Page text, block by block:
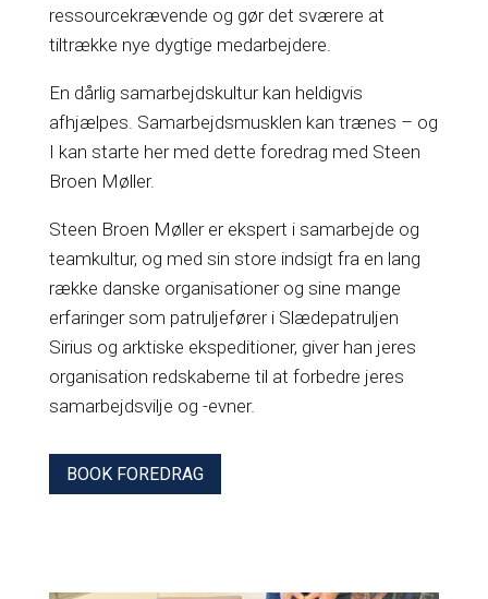
ressourcekrævende og gør det sværere at
tiltrække nye dygtige medarbejdere.
En dårlig samarbejdskultur kan heldigvis
afhjælpes. Samarbejdsmusklen kan trænes – og
I kan starte her med dette foredrag med Steen
Broen Møller.
Steen Broen Møller er ekspert i samarbejde og
teamkultur, og med sin store indsigt fra en lang
række danske organisationer og sine mange
erfaringer som patruljefører i Slædepatruljen
Sirius og arktiske ekspeditioner, giver han jeres
organisation redskaberne til at forbedre jeres
samarbejdsvilje og -evner.
BOOK FOREDRAG